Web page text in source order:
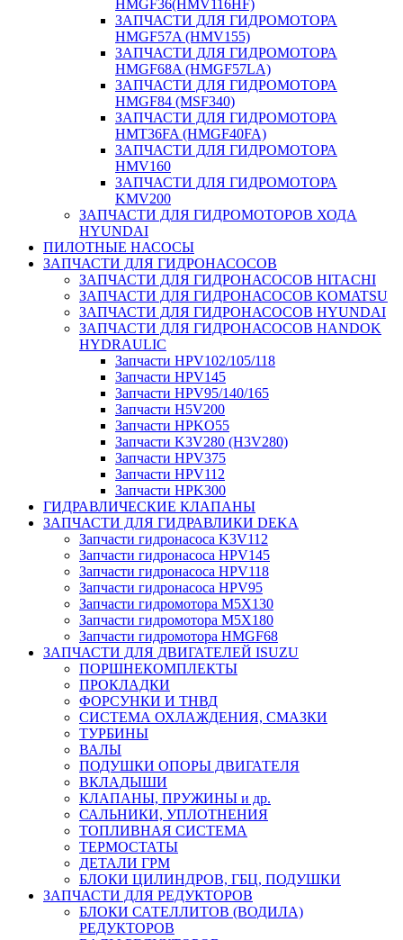
HMGF36(HMV116HF)
ЗАПЧАСТИ ДЛЯ ГИДРОМОТОРА
HMGF57A (HMV155)
ЗАПЧАСТИ ДЛЯ ГИДРОМОТОРА
HMGF68A (HMGF57LA)
ЗАПЧАСТИ ДЛЯ ГИДРОМОТОРА
HMGF84 (MSF340)
ЗАПЧАСТИ ДЛЯ ГИДРОМОТОРА
HMT36FA (HMGF40FA)
ЗАПЧАСТИ ДЛЯ ГИДРОМОТОРА
HMV160
ЗАПЧАСТИ ДЛЯ ГИДРОМОТОРА
KMV200
ЗАПЧАСТИ ДЛЯ ГИДРОМОТОРОВ ХОДА
HYUNDAI
ПИЛОТНЫЕ НАСОСЫ
ЗАПЧАСТИ ДЛЯ ГИДРОНАСОСОВ
ЗАПЧАСТИ ДЛЯ ГИДРОНАСОСОВ HITACHI
ЗАПЧАСТИ ДЛЯ ГИДРОНАСОСОВ KOMATSU
ЗАПЧАСТИ ДЛЯ ГИДРОНАСОСОВ HYUNDAI
ЗАПЧАСТИ ДЛЯ ГИДРОНАСОСОВ HANDOK
HYDRAULIC
Запчасти HPV102/105/118
Запчасти HPV145
Запчасти HPV95/140/165
Запчасти H5V200
Запчасти HPKO55
Запчасти K3V280 (H3V280)
Запчасти HPV375
Запчасти HPV112
Запчасти HPK300
ГИДРАВЛИЧЕСКИЕ КЛАПАНЫ
ЗАПЧАСТИ ДЛЯ ГИДРАВЛИКИ DEKA
Запчасти гидронасоса K3V112
Запчасти гидронасоса HPV145
Запчасти гидронасоса HPV118
Запчасти гидронасоса HPV95
Запчасти гидромотора M5X130
Запчасти гидромотора M5X180
Запчасти гидромотора HMGF68
ЗАПЧАСТИ ДЛЯ ДВИГАТЕЛЕЙ ISUZU
ПОРШНЕКОМПЛЕКТЫ
ПРОКЛАДКИ
ФОРСУНКИ И ТНВД
СИСТЕМА ОХЛАЖДЕНИЯ, СМАЗКИ
ТУРБИНЫ
ВАЛЫ
ПОДУШКИ ОПОРЫ ДВИГАТЕЛЯ
ВКЛАДЫШИ
КЛАПАНЫ, ПРУЖИНЫ и др.
САЛЬНИКИ, УПЛОТНЕНИЯ
ТОПЛИВНАЯ СИСТЕМА
ТЕРМОСТАТЫ
ДЕТАЛИ ГРМ
БЛОКИ ЦИЛИНДРОВ, ГБЦ, ПОДУШКИ
ЗАПЧАСТИ ДЛЯ РЕДУКТОРОВ
БЛОКИ САТЕЛЛИТОВ (ВОДИЛА)
РЕДУКТОРОВ